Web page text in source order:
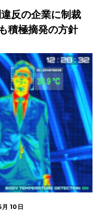
反の企業に制裁
極摘発の方針
10日